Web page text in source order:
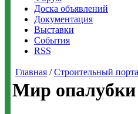
Доска объявлений
Документация
Выставки
События
RSS
Главная /Строительный
Мир